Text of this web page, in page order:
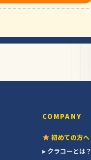
COMPANY
初めての方へ
▸ クラコーとは？